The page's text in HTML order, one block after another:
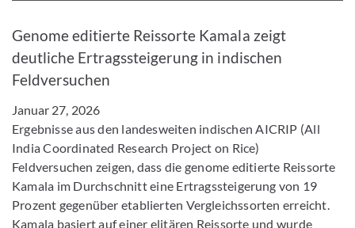
Genome editierte Reissorte Kamala zeigt
deutliche Ertragssteigerung in indischen
Feldversuchen
Januar 27, 2026
Ergebnisse aus den landesweiten indischen AICRIP (All
India Coordinated Research Project on Rice)
Feldversuchen zeigen, dass die genome editierte Reissorte
Kamala im Durchschnitt eine Ertragssteigerung von 19
Prozent gegenüber etablierten Vergleichssorten erreicht.
Kamala basiert auf einer elitären Reissorte und wurde